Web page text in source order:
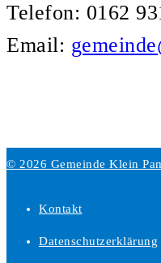
Telefon: 0162
Email:
© 2026 Gemeinde Klein
Kontakt
Datenschutzerklärung